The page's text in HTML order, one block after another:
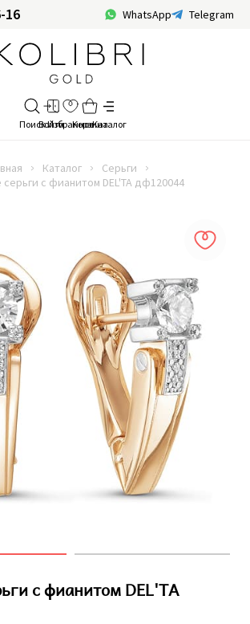
16 WhatsApp Telegram
Каталог
Серьги
с фианитом DEL'TA дф120044
с фианитом DEL'TA